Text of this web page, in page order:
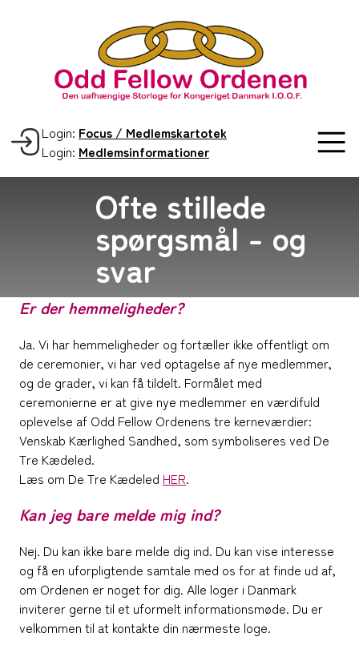
Login: Focus / Medlemskartotek
Login: Medlemsinformationer
Ofte stillede
spørgsmål - og
svar
Er der hemmeligheder?
Ja. Vi har hemmeligheder og fortæller ikke offentligt om
de ceremonier, vi har ved optagelse af nye medlemmer,
og de grader, vi kan få tildelt. Formålet med
ceremonierne er at give nye medlemmer en værdifuld
oplevelse af Odd Fellow Ordenens tre kerneværdier:
Venskab Kærlighed Sandhed, som symboliseres ved De
Tre Kædeled.
Læs om De Tre Kædeled HER.
Kan jeg bare melde mig ind?
Nej. Du kan ikke bare melde dig ind. Du kan vise interesse
og få en uforpligtende samtale med os for at finde ud af,
om Ordenen er noget for dig. Alle loger i Danmark
inviterer gerne til et uformelt informationsmøde. Du er
velkommen til at kontakte din nærmeste loge.